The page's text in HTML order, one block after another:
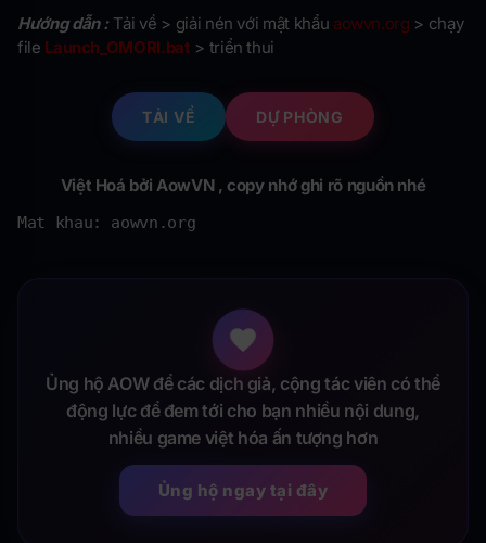
Hướng dẫn : Tải về > giải nén với mật khẩu aowvn.org > chạy
file Launch_OMORI.bat > triển thui
TẢI VỀ DỰ PHÒNG
Việt Hoá bởi AowVN , copy nhớ ghi rõ nguồn nhé
Mat khau: aowvn.org
Ủng hộ AOW để các dịch giả, cộng tác viên có thể
động lực để đem tới cho bạn nhiều nội dung,
nhiều game việt hóa ấn tượng hơn
Ủng hộ ngay tại đây